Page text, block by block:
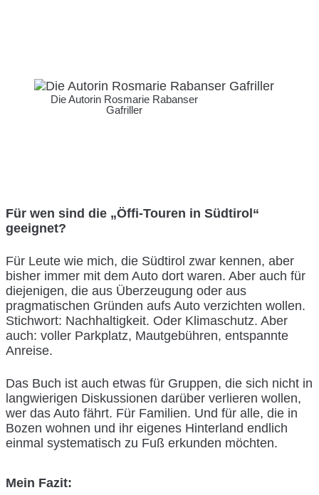
Die Autorin Rosmarie Rabanser
Gafriller
Für wen sind die „Öffi-Touren in Südtirol“
geeignet?
Für Leute wie mich, die Südtirol zwar kennen, aber
bisher immer mit dem Auto dort waren. Aber auch für
diejenigen, die aus Überzeugung oder aus
pragmatischen Gründen aufs Auto verzichten wollen.
Stichwort: Nachhaltigkeit. Oder Klimaschutz. Aber
auch: voller Parkplatz, Mautgebühren, entspannte
Anreise.
Das Buch ist auch etwas für Gruppen, die sich nicht in
langwierigen Diskussionen darüber verlieren wollen,
wer das Auto fährt. Für Familien. Und für alle, die in
Bozen wohnen und ihr eigenes Hinterland endlich
einmal systematisch zu Fuß erkunden möchten.
Mein Fazit: